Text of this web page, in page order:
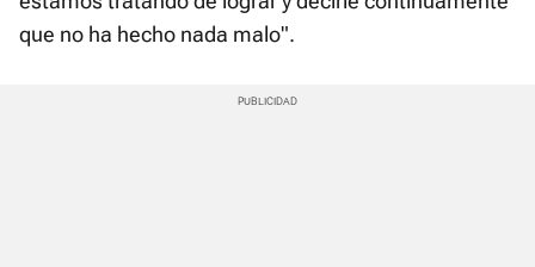
que no ha hecho nada malo".